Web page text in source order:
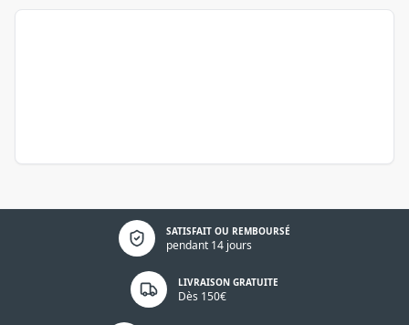
SATISFAIT OU REMBOURSÉ
pendant 14 jours
Politique de confidentialité
LIVRAISON GRATUITE
Dès 150€